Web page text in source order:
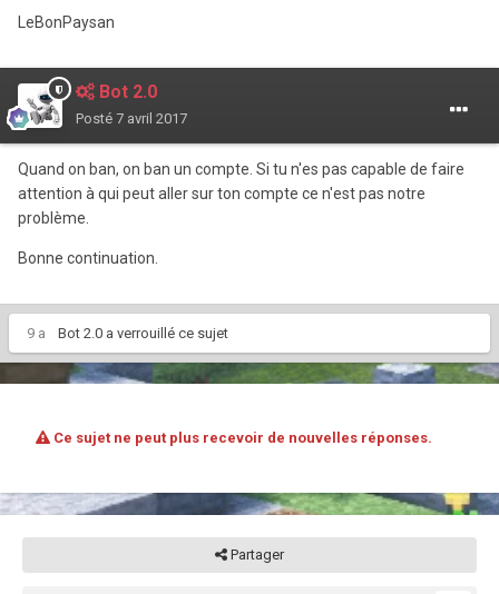
LeBonPaysan
Bot 2.0
Posté 7 avril 2017
Quand on ban, on ban un compte. Si tu n'es pas capable de faire
attention à qui peut aller sur ton compte ce n'est pas notre
problème.
Bonne continuation.
9 a Bot 2.0 a verrouillé ce sujet
Ce sujet ne peut plus recevoir de nouvelles réponses.
Partager